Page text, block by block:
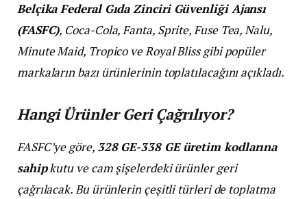
Belçika Federal Gıda Zinciri Güvenliği Ajansı
(FASFC), Coca-Cola, Fanta, Sprite, Fuse Tea, Nalu,
Minute Maid, Tropico ve Royal Bliss gibi popüler
markaların bazı ürünlerinin toplatılacağını açıkladı.
Hangi Ürünler Geri Çağrılıyor?
FASFC’ye göre, 328 GE-338 GE üretim kodlarına
sahipkutu ve cam şişelerdeki ürünler geri
çağrılacak. Bu ürünlerin çeşitli türleri de toplatma